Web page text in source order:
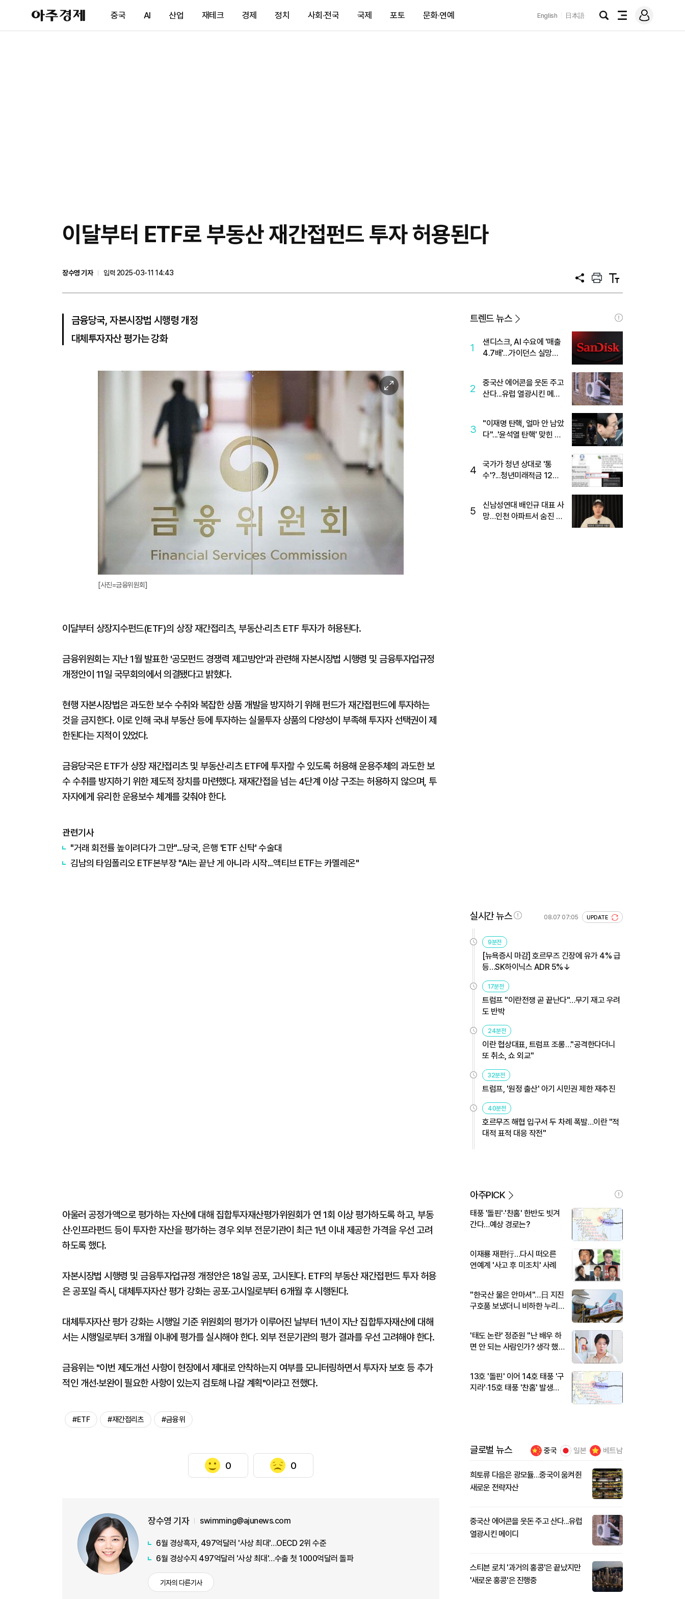
아
주
제
중국 AI 산업 재테크 경제 정치 사회·전국 국제 포토 문화·연예 English 日本語
검
전
메
그
이달부터 ETF로 부동산 재간접펀드 투자 허용된다
장수영 기자
입력 2025-03-11 14:43
공
프
트
텍
트
금융당국, 자본시장법 시행령 개정
대체투자자산 평가는 강화
이
미
확
대
[사진=금융위원회]
이달부터 상장지수펀드(ETF)의 상장 재간접리츠, 부동산·리츠 ETF 투자가 허용된다.
금융위원회는 지난 1월 발표한 '공모펀드 경쟁력 제고방안'과 관련해 자본시장법 시행령 및 금융투자업규정
개정안이 11일 국무회의에서 의결됐다고 밝혔다.
현행 자본시장법은 과도한 보수 수취와 복잡한 상품 개발을 방지하기 위해 펀드가 재간접펀드에 투자하는
것을 금지한다. 이로 인해 국내 부동산 등에 투자하는 실물투자 상품의 다양성이 부족해 투자자 선택권이 제
한된다는 지적이 있었다.
금융당국은 ETF가 상장 재간접리츠 및 부동산·리츠 ETF에 투자할 수 있도록 허용해 운용주체의 과도한 보
수 수취를 방지하기 위한 제도적 장치를 마련했다. 재재간접을 넘는 4단계 이상 구조는 허용하지 않으며, 투
자자에게 유리한 운용보수 체계를 갖춰야 한다.
관련기사
"거래 회전률 높이려다가 그만"…당국, 은행 'ETF 신탁' 수술대
김남의 타임폴리오 ETF본부장 "AI는 끝난 게 아니라 시작…액티브 ETF는 카멜레온"
아울러 공정가액으로 평가하는 자산에 대해 집합투자재산평가위원회가 연 1회 이상 평가하도록 하고, 부동
산·인프라펀드 등이 투자한 자산을 평가하는 경우 외부 전문기관이 최근 1년 이내 제공한 가격을 우선 고려
하도록 했다.
자본시장법 시행령 및 금융투자업규정 개정안은 18일 공포, 고시된다. ETF의 부동산 재간접펀드 투자 허용
은 공포일 즉시, 대체투자자산 평가 강화는 공포·고시일로부터 6개월 후 시행된다.
대체투자자산 평가 강화는 시행일 기준 위원회의 평가가 이루어진 날부터 1년이 지난 집합투자재산에 대해
서는 시행일로부터 3개월 이내에 평가를 실시해야 한다. 외부 전문기관의 평가 결과를 우선 고려해야 한다.
금융위는 "이번 제도개선 사항이 현장에서 제대로 안착하는지 여부를 모니터링하면서 투자자 보호 등 추가
적인 개선·보완이 필요한 사항이 있는지 검토해 나갈 계획"이라고 전했다.
#ETF #재간접리츠 #금융위
0 0
장수영 기자 swimming@ajunews.com
6월 경상흑자, 497억달러 '사상 최대'…OECD 2위 수준
6월 경상수지 497억달러 '사상 최대'…수출 첫 1000억달러 돌파
기자의 다른기사
트렌드 뉴스
1
샌디스크, AI 수요에 '매출
4.7배'…가이던스 실망에
2
중국산 에어콘을 웃돈 주고
산다...유럽 열광시킨 메이
3
"이재명 탄핵, 얼마 안 남았
다"...'윤석열 탄핵' 맞힌 무
4
국가가 청년 상대로 '통
수'?...청년미래적금 12%
5
신남성연대 배인규 대표 사
망…인천 아파트서 숨진 채
실시간 뉴스 08.07 07:05 UPDATE
9분전
[뉴욕증시 마감] 호르무즈 긴장에 유가 4% 급
등…SK하이닉스 ADR 5%↓
17분전
트럼프 "이란전쟁 곧 끝난다"…무기 재고 우려
도 반박
24분전
이란 협상대표, 트럼프 조롱…"공격한다더니
또 취소, 쇼 외교"
32분전
트럼프, '원정 출산' 아기 시민권 제한 재추진
40분전
호르무즈 해협 입구서 두 차례 폭발…이란 "적
대적 표적 대응 작전"
아주PICK
태풍 '돌핀'·'찬홈' 한반도 빗겨
간다…예상 경로는?
이재룡 재판行…다시 떠오른
연예계 '사고 후 미조치' 사례
"한국산 물은 안마셔"…日 지진
구호품 보냈더니 비하한 누리
'태도 논란' 정준원 "난 배우 하
면 안 되는 사람인가? 생각 했
13호 '돌핀' 이어 14호 태풍 '구
지라'·15호 태풍 '찬홈' 발생…
글로벌 뉴스 중국 일본 베트남
희토류 다음은 광모듈…중국이 움켜쥔
새로운 전략자산
중국산 에어콘을 웃돈 주고 산다...유럽
열광시킨 메이디
스티븐 로치 '과거의 홍콩'은 끝났지만
'새로운 홍콩'은 진행중